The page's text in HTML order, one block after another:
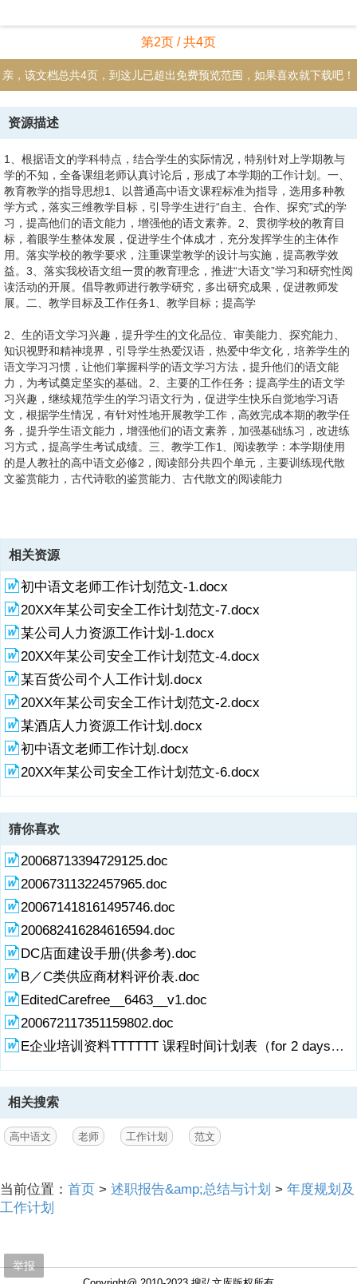
举报
第2页 / 共4页
亲，该文档总共4页，到这儿已超出免费预览范围，如果喜欢就下载吧！
资源描述
1、根据语文的学科特点，结合学生的实际情况，特别针对上学期教与
学的不知，全备课组老师认真讨论后，形成了本学期的工作计划。一、
教育教学的指导思想1、以普通高中语文课程标准为指导，选用多种教
学方式，落实三维教学目标，引导学生进行“自主、合作、探究”式的学
习，提高他们的语文能力，增强他的语文素养。2、贯彻学校的教育目
标，着眼学生整体发展，促进学生个体成才，充分发挥学生的主体作
用。落实学校的教学要求，注重课堂教学的设计与实施，提高教学效
益。3、落实我校语文组一贯的教育理念，推进“大语文”学习和研究性阅
读活动的开展。倡导教师进行教学研究，多出研究成果，促进教师发
展。二、教学目标及工作任务1、教学目标；提高学
2、生的语文学习兴趣，提升学生的文化品位、审美能力、探究能力、
知识视野和精神境界，引导学生热爱汉语，热爱中华文化，培养学生的
语文学习习惯，让他们掌握科学的语文学习方法，提升他们的语文能
力，为考试奠定坚实的基础。2、主要的工作任务；提高学生的语文学
习兴趣，继续规范学生的学习语文行为，促进学生快乐自觉地学习语
文，根据学生情况，有针对性地开展教学工作，高效完成本期的教学任
务，提升学生语文能力，增强他们的语文素养，加强基础练习，改进练
习方式，提高学生考试成绩。三、教学工作1、阅读教学：本学期使用
的是人教社的高中语文必修2，阅读部分共四个单元，主要训练现代散
文鉴赏能力，古代诗歌的鉴赏能力、古代散文的阅读能力
的中心发言人，要详细解说本单元的重点、难点、疑点，要提出教材处
理意见。其他老师在听取这些意见后要各抒己见，细致讨论，最终达成
共识，按照单元教学要求，在教学中要突出各种文体的特点，引导学生
掌握相关知识要点，并引导学生模仿和创作。单元内部的各篇文章可以
联系起来，进行比较阅读研究，从而深化对文章和单元要点的把握。每
个单元的教学完成之后，组织并指导学生完成单元小结。3、批改及评
讲要求：作文要及时批改，可调动学生参与作文批改与点评，提高批改
实效，重视作文讲评，通过讲评明得失，知方法。要
行自由写作，教师可做适当指导。（5）本期拟做大作文45次，练笔10
次。（6）收集整理学生的优秀作文，在各班交流。培养学生的文学兴
趣，鼓励学生向语文报朝花等刊物投稿。四、资料与练习1、与教材配
套的教辅资料为三维设计。课前，要求学生借助该教辅展开预习，课
后，将练习分解到每一课时，做到每课有练习，天天有作业，提高练习
的针对性和有效性。教师要随时检查督促，及时评讲。2、结合学生实
际，编制基础知识练习题单，作为周末练习作业和分层推进的材料。利
用这些练习来夯实学生的语文基础，突破考试的
积累，大而化之，不求甚解，以此来扩大学生的阅读面，提高学生的语
文素养。4、教学方式：教师讲解和学生自学相结合。要求：按学校选
修课的要求备课、上课，教材自选，教学形式以讲授、讨论为主，也可
根据教学内容选用其他合适的教学形式。建议给学生指定一些参考书
目，也可给学生留一定的思考探究题。五、备课组建设1、备课组成员
要坚持团结协作的一贯作风，秉承打团体战的传统，分工合作，资源共
享。2、年轻教师要认真坐班，虚心请教。老教师应多关心年轻教师，
给他们一定的帮助和指导。3、明确各自分工，各司其职，有条不紊地
开展各项工作。4、认真完成集体备课及eepo有效课堂教研活动。
相关资源
初中语文老师工作计划范文-1.docx
20XX年某公司安全工作计划范文-7.docx
某公司人力资源工作计划-1.docx
20XX年某公司安全工作计划范文-4.docx
某百货公司个人工作计划.docx
20XX年某公司安全工作计划范文-2.docx
某酒店人力资源工作计划.docx
初中语文老师工作计划.docx
20XX年某公司安全工作计划范文-6.docx
猜你喜欢
20068713394729125.doc
20067311322457965.doc
200671418161495746.doc
200682416284616594.doc
DC店面建设手册(供参考).doc
B／C类供应商材料评价表.doc
EditedCarefree__6463__v1.doc
200672117351159802.doc
E企业培训资料TTTTTT 课程时间计划表（for 2 days）.doc
相关搜索
高中语文 老师 工作计划 范文
当前位置： 首页 > 述职报告&amp;总结与计划 > 年度规划及
工作计划